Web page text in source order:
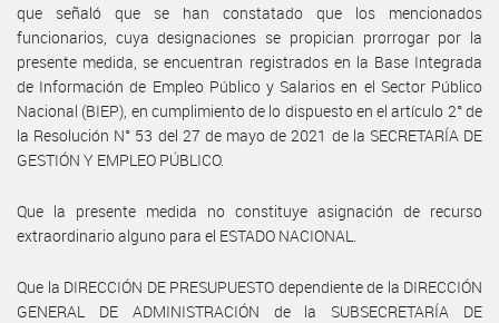
que señaló que se han constatado que los mencionados
funcionarios, cuya designaciones se propician prorrogar por la
presente medida, se encuentran registrados en la Base Integrada
de Información de Empleo Público y Salarios en el Sector Público
Nacional (BIEP), en cumplimiento de lo dispuesto en el artículo 2° de
la Resolución N° 53 del 27 de mayo de 2021 de la SECRETARÍA DE
GESTIÓN Y EMPLEO PÚBLICO.
Que la presente medida no constituye asignación de recurso
extraordinario alguno para el ESTADO NACIONAL.
Que la DIRECCIÓN DE PRESUPUESTO dependiente de la DIRECCIÓN
GENERAL DE ADMINISTRACIÓN de la SUBSECRETARÍA DE